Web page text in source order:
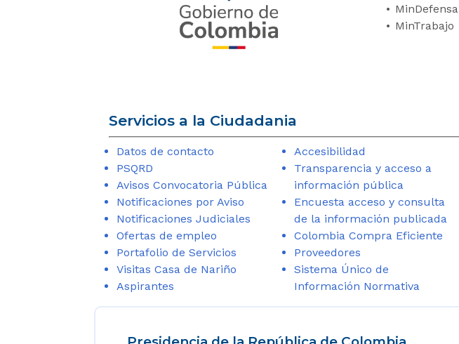
MinDefensa
MinTrabajo
Servicios a la Ciudadania
Datos de contacto
PSQRD
Avisos Convocatoria Pública
Notificaciones por Aviso
Notificaciones Judiciales
Ofertas de empleo
Portafolio de Servicios
Visitas Casa de Nariño
Aspirantes
Accesibilidad
Transparencia y acceso a
información pública
Encuesta acceso y consulta
de la información publicada
Colombia Compra Eficiente
Proveedores
Sistema Único de
Información Normativa